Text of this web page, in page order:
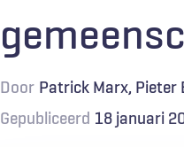
Door Patrick Marx Pieter
Gepubliceerd 18 januari